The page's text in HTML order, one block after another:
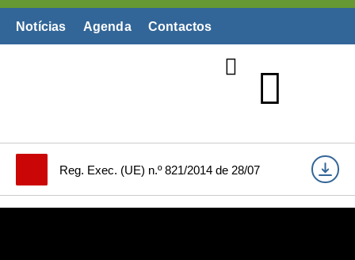
Notícias Agenda Contactos
Reg. Exec. (UE) n.º 821/2014 de 28/07